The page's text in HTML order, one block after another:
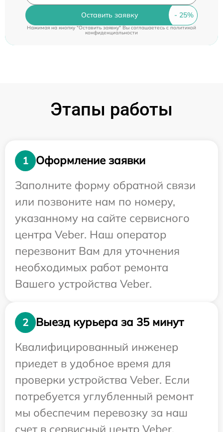
Оставить заявку
Нажимая на кнопку "Оставить заявку" Вы соглашаетесь cполитикой
конфиденциальности
Этапы работы
1
Оформление заявки
Заполните форму обратной связи
или позвоните нам по номеру,
указанному на сайте сервисного
центра Veber. Наш оператор
перезвонит Вам для уточнения
необходимых работ ремонта
Вашего устройства Veber.
2
Выезд курьера за 35 минут
Квалифицированный инженер
приедет в удобное время для
проверки устройства Veber. Если
потребуется углубленный ремонт
мы обеспечим перевозку за наш
счет в сервисный центр Veber.